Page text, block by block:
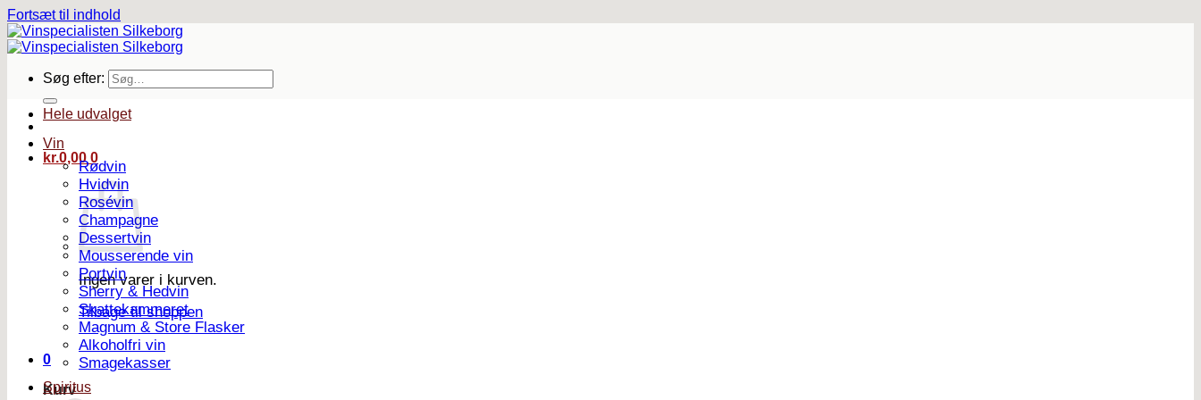
Fortsæt til indhold
Søg efter:
kr.0,00 0
Ingen varer i kurven.
Tilbage til shoppen
0
Kurv
Hele udvalget
Vin
Rødvin
Hvidvin
Rosévin
Champagne
Dessertvin
Mousserende vin
Portvin
Sherry & Hedvin
Skattekammeret
Magnum & Store Flasker
Alkoholfri vin
Smagekasser
Spiritus